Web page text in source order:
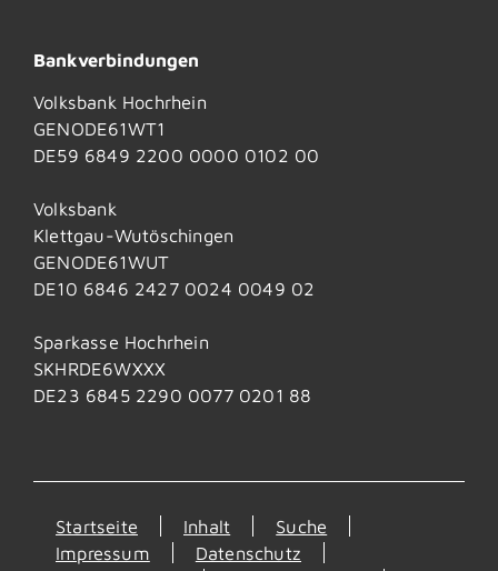
Bankverbindungen
Volksbank Hochrhein
GENODE61WT1
DE59 6849 2200 0000 0102 00
Volksbank
Klettgau-Wutöschingen
GENODE61WUT
DE10 6846 2427 0024 0049 02
Sparkasse Hochrhein
SKHRDE6WXXX
DE23 6845 2290 0077 0201 88
Startseite Inhalt
Suche
Impressum
Datenschutz